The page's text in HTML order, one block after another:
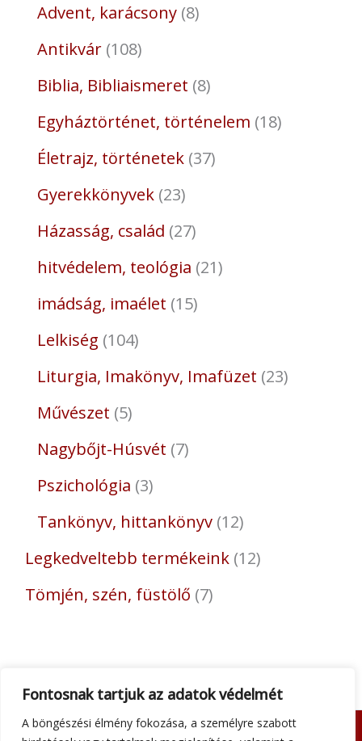
Fontosnak tartjuk az adatok védelmét
A böngészési élmény fokozása, a személyre szabott
Advent, karácsony 8
Antikvár 108
Biblia, Bibliaismeret 8
Egyháztörténet, történelem 18
Életrajz, történetek 37
Gyerekkönyvek 23
Házasság, család 27
hitvédelem, teológia 21
imádság, imaélet 15
Lelkiség 104
Liturgia, Imakönyv, Imafüzet 23
Művészet 5
Nagybőjt-Húsvét 7
Pszichológia 3
Tankönyv, hittankönyv 12
Legkedveltebb termékeink 12
Tömjén, szén, füstölő 7